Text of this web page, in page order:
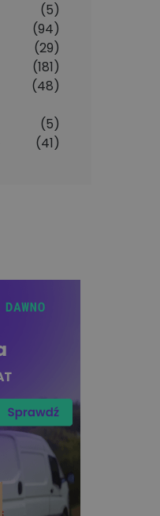
(5)
(94)
(29)
(181)
(48)
(5)
(41)